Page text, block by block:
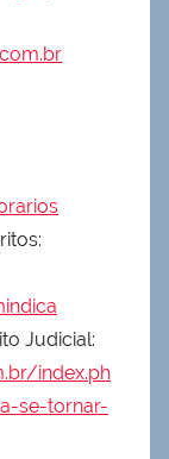
Judicial:
index.ph
se-tornar-